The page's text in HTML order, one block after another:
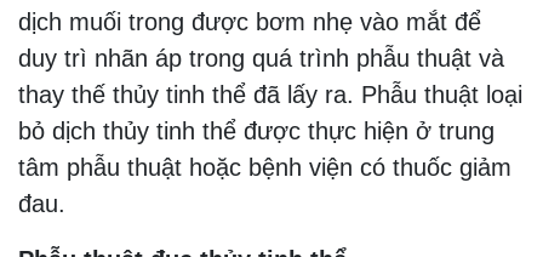
dịch muối trong được bơm nhẹ vào mắt để
duy trì nhãn áp trong quá trình phẫu thuật và
thay thế thủy tinh thể đã lấy ra. Phẫu thuật loại
bỏ dịch thủy tinh thể được thực hiện ở trung
tâm phẫu thuật hoặc bệnh viện có thuốc giảm
đau.